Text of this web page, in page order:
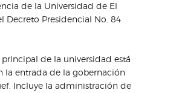
de la Universidad de El
Decreto Presidencial No. 84
de la universidad está
la entrada de la gobernación
Incluye la administración de